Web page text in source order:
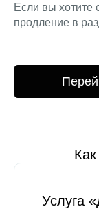
Если вы хотите
продление в
Услуга